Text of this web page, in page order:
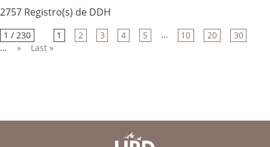
2757 Registro(s) de DDH
1 / 230 1 2 3 4 5 ... 10 20
30
...
» Last »